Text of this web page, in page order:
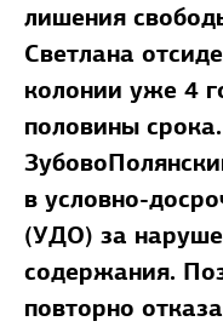
лишения
Светлана
колонии уже 4
половины
в условно-
(УДО) за
содержания.
повторно